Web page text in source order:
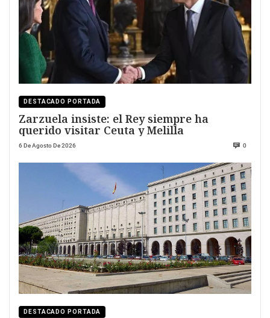
DESTACADO PORTADA
Zarzuela insiste: el Rey siempre ha
querido visitar Ceuta y Melilla
6 De Agosto De 2026 0
DESTACADO PORTADA